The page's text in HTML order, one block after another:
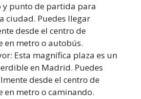
y punto de partida para
ciudad. Puedes llegar
desde el centro de
en metro o autobús.
Esta magnífica plaza es un
en Madrid. Puedes
desde el centro de
en metro o caminando.